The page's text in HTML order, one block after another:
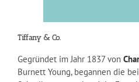
Tiffany & Co.
Gegründet im Jahr 1837 von
Burnett Young, begannen die